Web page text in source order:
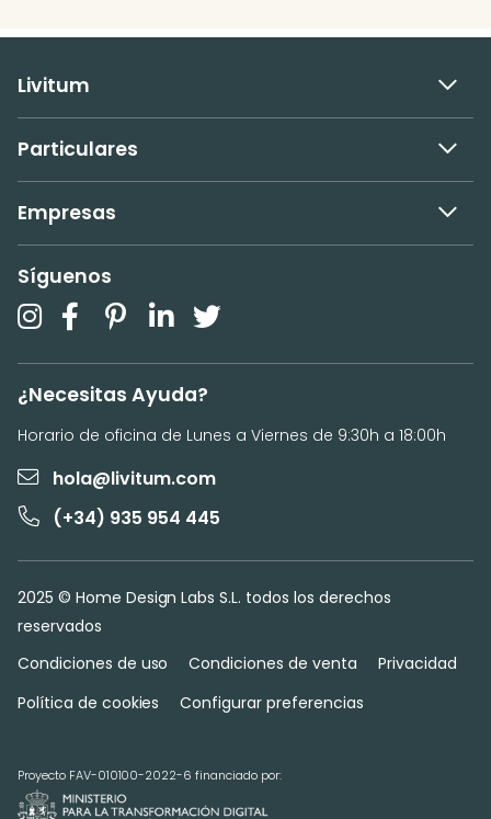
Livitum
Particulares
Empresas
Síguenos
¿Necesitas Ayuda?
Horario de oficina de Lunes a Viernes de 9:30h a 18:00h
hola@livitum.com
(+34) 935 954 445
2025 © Home Design Labs S.L. todos los derechos
reservados
Condiciones de uso
Condiciones de venta
Privacidad
Política de cookies
Configurar preferencias
Proyecto FAV-010100-2022-6 financiado por: